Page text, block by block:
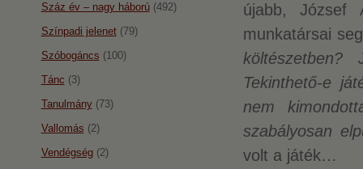
újabb, József
munkatársai
Tekinthető-e
nem
szabályosan
volt a játék…
Száz év – nagy háború(492)
Színpadi jelenet(79)
Szóbogáncs (100)
Tánc (3)
Tanulmány(73)
Vallomás (2)
Vendégség(2)